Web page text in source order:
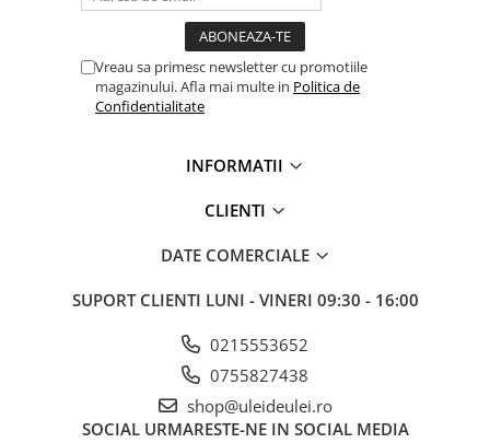
Vreau sa primesc newsletter cu promotiile
magazinului. Afla mai multe in Politica de
Confidentialitate
INFORMATII
CLIENTI
DATE COMERCIALE
SUPORT CLIENTI LUNI - VINERI 09:30 - 16:00
0215553652
0755827438
shop@uleideulei.ro
SOCIAL URMARESTE-NE IN SOCIAL MEDIA